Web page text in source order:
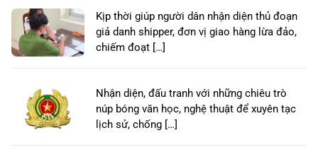
Kịp thời giúp người dân nhận diện thủ đoạn
giả danh shipper, đơn vị giao hàng lừa đảo,
chiếm đoạt […]
Nhận diện, đấu tranh với những chiêu trò
núp bóng văn học, nghệ thuật để xuyên tạc
lịch sử, chống […]